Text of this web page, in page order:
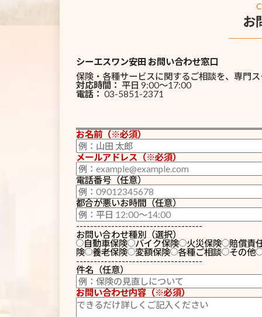
お
シーエスワン安田 お問い合わせ窓口
保険・各種サービスに関するご相談を、専門
対応時間： 平日 9:00〜17:00
電話： 03-5851-2371
お名前（※必須）
メールアドレス（※必須）
電話番号（任意）
都合が悪いお時間（任意）
------------------------------------
お問い合わせ種別（選択）
自動車保険
バイク保険 火災保険
賠償責
険
養老保険 変額保険 各種ご相談
その他
------------------------------------
件名（任意）
お問い合わせ内容（※必須）